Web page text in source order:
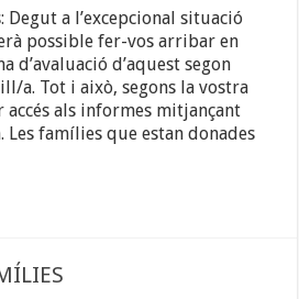
Degut a l’excepcional situació
possible fer-vos arribar en
d’avaluació d’aquest segon
a. Tot i això, segons la vostra
als informes mitjançant
Les famílies que estan donades